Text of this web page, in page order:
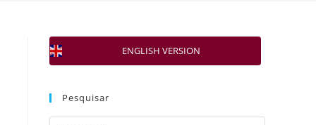
ENGLISH VERSION
Pesquisar